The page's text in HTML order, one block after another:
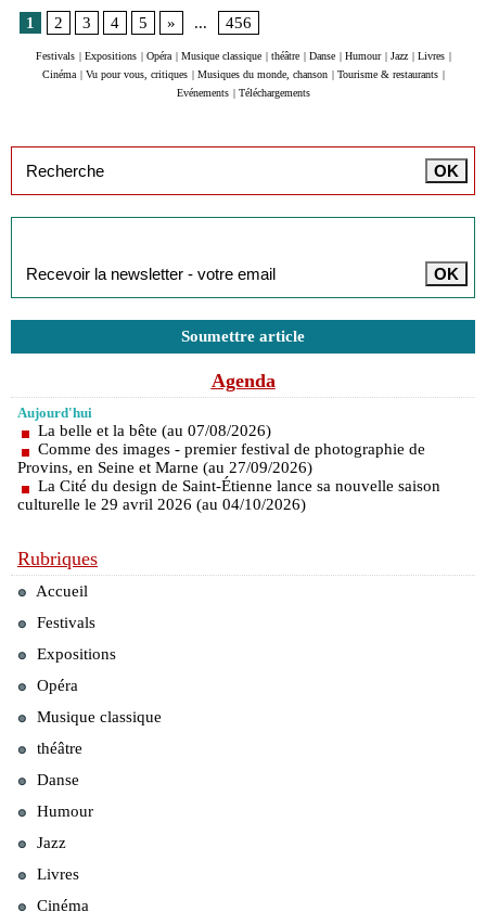
1
2 3 4 5 » ... 456
Festivals | Expositions | Opéra | Musique classique | théâtre | Danse | Humour | Jazz | Livres |
Cinéma | Vu pour vous, critiques | Musiques du monde, chanson | Tourisme & restaurants |
Evénements | Téléchargements
Soumettre article
Agenda
Aujourd'hui
La belle et la bête (au 07/08/2026)
Comme des images - premier festival de photographie de
Provins, en Seine et Marne (au 27/09/2026)
La Cité du design de Saint-Étienne lance sa nouvelle saison
culturelle le 29 avril 2026 (au 04/10/2026)
Rubriques
Accueil
Festivals
Expositions
Opéra
Musique classique
théâtre
Danse
Humour
Jazz
Livres
Cinéma